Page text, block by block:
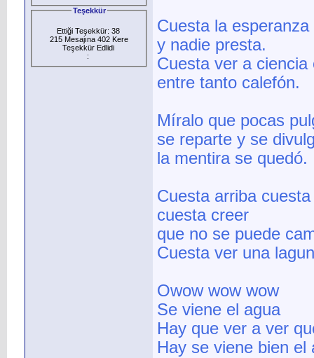
Teşekkür
Ettiği Teşekkür: 38
215 Mesajına 402 Kere
Teşekkür Edlidi
:
Cuesta la esperanza
y nadie presta.
Cuesta ver a ciencia
entre tanto calefón.
Míralo que pocas
se reparte y se
la mentira se quedó.
Cuesta arriba
cuesta creer
que no se puede
Cuesta ver una
Owow wow wow
Se viene el agua
Hay que ver a ver
Hay se viene bien el